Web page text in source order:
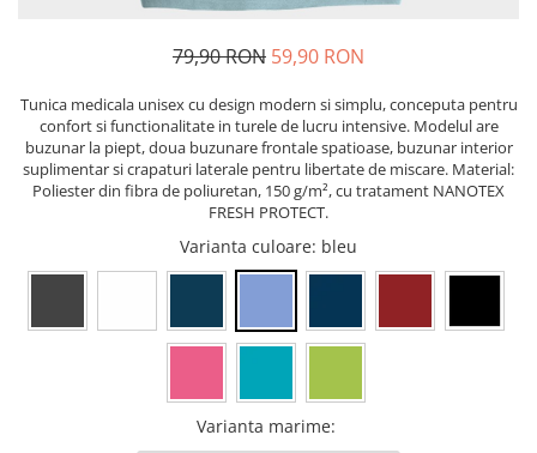
Pixuri metalice
Pixuri cu gel
Stilouri
Seturi de scris Premium
Instrumente de scris eco
Creioane mecanice si grafit
Rollere
Carioci si creioane colorate
Rezerve instrumente scris
79,90 RON 59,90 RON
Tunica medicala unisex cu design modern si simplu, conceputa pentru
confort si functionalitate in turele de lucru intensive. Modelul are
buzunar la piept, doua buzunare frontale spatioase, buzunar interior
suplimentar si crapaturi laterale pentru libertate de miscare. Material:
Poliester din fibra de poliuretan, 150 g/m², cu tratament NANOTEX
FRESH PROTECT.
Varianta culoare: bleu
Varianta marime: